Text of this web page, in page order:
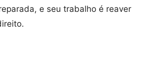
e seu trabalho é reaver